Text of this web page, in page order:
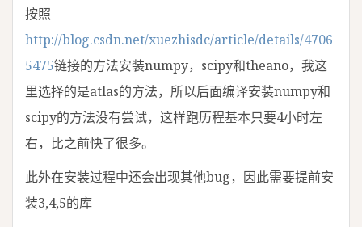
按照
http://blog.csdn.net/xuezhisdc/article/details/4706
5475链接的方法安装numpy，scipy和theano，我这
里选择的是atlas的方法，所以后面编译安装numpy和
scipy的方法没有尝试，这样跑历程基本只要4小时左
右，比之前快了很多。
此外在安装过程中还会出现其他bug，因此需要提前安
装3,4,5的库